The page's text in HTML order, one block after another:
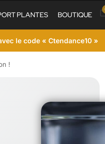
PLANTES BOUTIQUE
le code « Ctendance10 »
!